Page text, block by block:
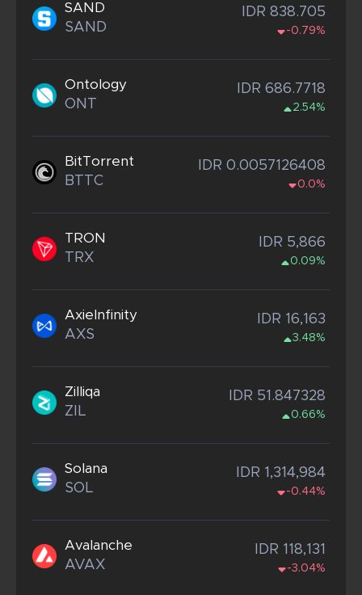
SAND
SAND
IDR 838.705
-0.79%
Ontology
ONT
IDR 686.7718
2.54%
BitTorrent
BTTC
IDR 0.0057126408
0.0%
TRON
TRX
IDR 5,866
0.09%
AxieInfinity
AXS
IDR 16,163
3.48%
Zilliqa
ZIL
IDR 51.847328
0.66%
Solana
SOL
IDR 1,314,984
-0.44%
Avalanche
AVAX
IDR 118,131
-3.04%